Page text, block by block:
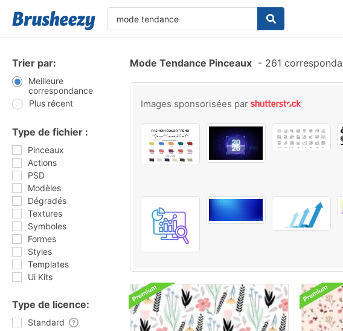
Trier par:
Meilleure
correspondance
Plus récent
Type de fichier :
Pinceaux
Actions
PSD
Modèles
Dégradés
Textures
Symboles
Formes
Styles
Templates
Ui Kits
Type de licence:
Standard
Mode Tendance Pinceaux - 261
Images sponsorisées par